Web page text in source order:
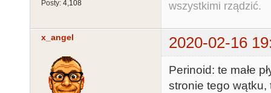
Posty: 4,108
wszystkimi rządzić.
x_angel 2020-02-16
Perinoid: te małe
stronie tego wątku,